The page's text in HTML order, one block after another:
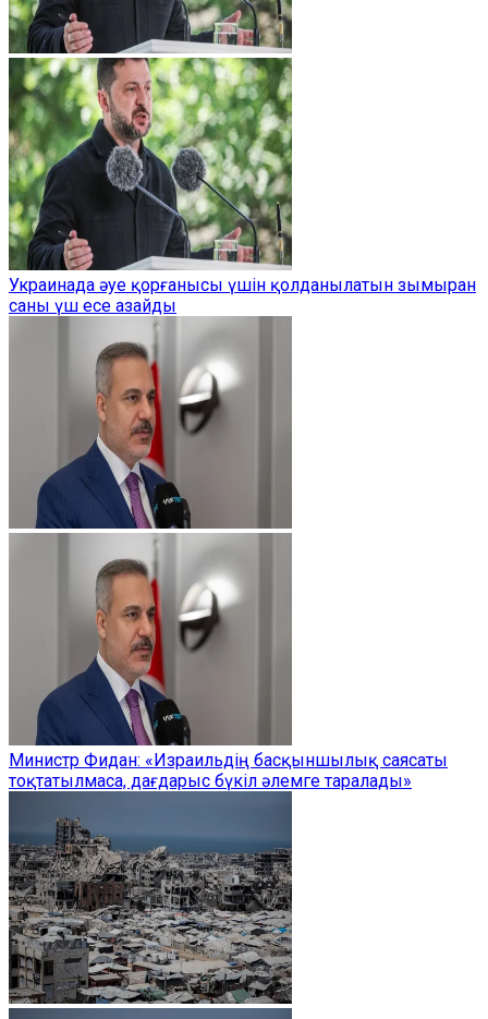
Украинада әуе қорғанысы үшін қолданылатын зымыран
саны үш есе азайды
Министр Фидан: «Израильдің басқыншылық саясаты
тоқтатылмаса, дағдарыс бүкіл әлемге таралады»